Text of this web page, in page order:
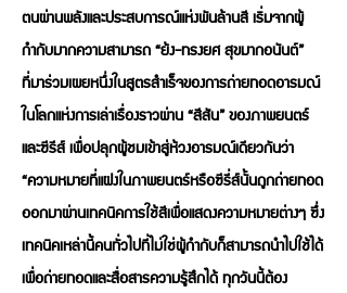
ตนผ่านพลังและประสบการณ์แห่งพันล้านสี เริ่มจากผู้
กำกับมากความสามารถ “ย้ง-ทรงยศ สุขมากอนันต์”
ที่มาร่วมเผยหนึ่งในสูตรสำเร็จของการถ่ายทอดอารมณ์
ในโลกแห่งการเล่าเรื่องราวผ่าน “สีสัน” ของภาพยนตร์
และซีรีส์ เพื่อปลุกผู้ชมเข้าสู่ห้วงอารมณ์เดียวกันว่า
“ความหมายที่แฝงในภาพยนตร์หรือซีรี่ส์นั้นถูกถ่ายทอด
ออกมาผ่านเทคนิคการใช้สีเพื่อแสดงความหมายต่างๆ ซึ่ง
เทคนิคเหล่านี้คนทั่วไปที่ไม่ใช่ผู้กำกับก็สามารถนำไปใช้ได้
เพื่อถ่ายทอดและสื่อสารความรู้สึกได้ ทุกวันนี้ต้อง